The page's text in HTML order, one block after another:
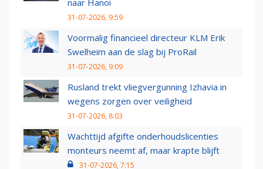
naar Hanoi
31-07-2026, 9:59
Voormalig financieel directeur KLM Erik
Swelheim aan de slag bij ProRail
31-07-2026, 9:09
Rusland trekt vliegvergunning Izhavia in
wegens zorgen over veiligheid
31-07-2026, 8:03
Wachttijd afgifte onderhoudslicenties
monteurs neemt af, maar krapte blijft
31-07-2026, 7:15